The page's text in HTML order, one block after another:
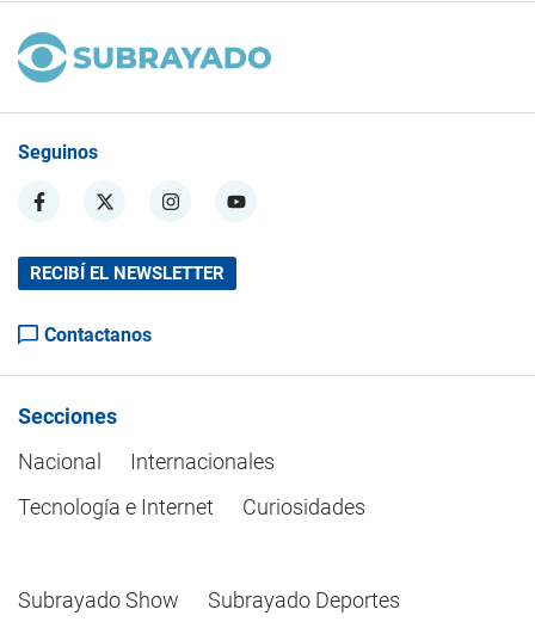
Seguinos
RECIBÍ EL NEWSLETTER
Contactanos
Secciones
Nacional
Internacionales
Tecnología e Internet
Curiosidades
Subrayado Show Subrayado Deportes